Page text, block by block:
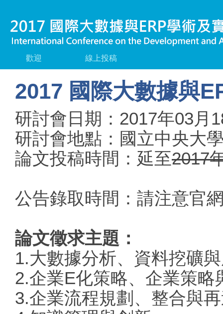
歡迎 線上投稿
2017 國際大數據與
研討會日期：2017年03月
研討會地點：國立中央大
論文投稿時間：延至2017
公告錄取時間：請注意官
論文徵求主題：
1.大數據分析、資料挖礦
2.企業E化策略、企業策略
3.企業流程規劃、整合與